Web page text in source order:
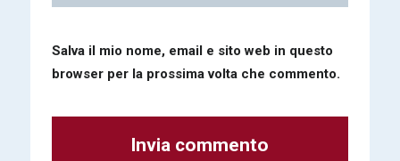
Salva il mio nome, email e sito web in questo
browser per la prossima volta che commento.